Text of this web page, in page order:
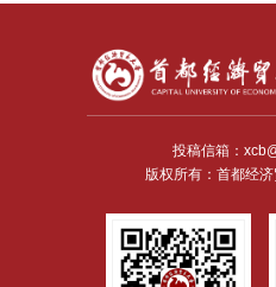
投稿信箱：
版权所有：首都经